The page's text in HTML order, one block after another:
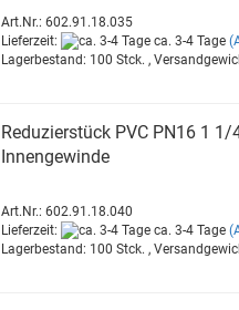
Art.Nr.: 602.91.18.035
Lieferzeit:
ca. 3-4 Tage
Lagerbestand: 100 Stck. ,
Re­du­zier­stück PVC PN16 1
In­nen­ge­win­de
Art.Nr.: 602.91.18.040
Lieferzeit:
ca. 3-4 Tage
Lagerbestand: 100 Stck. ,